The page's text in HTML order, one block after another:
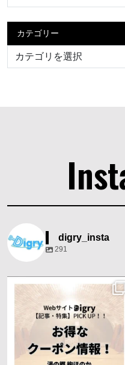
カテゴリー
digry_insta
291
みなさんこんにちは、Digryと申しま
私達は出身地である『北海道
8 0